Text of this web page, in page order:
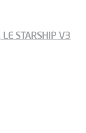
STARSHIP V3